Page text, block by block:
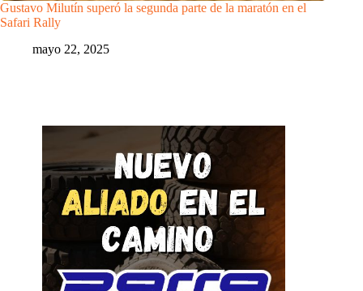
Gustavo Milutín superó la segunda parte de la maratón en el
Safari Rally
mayo 22, 2025